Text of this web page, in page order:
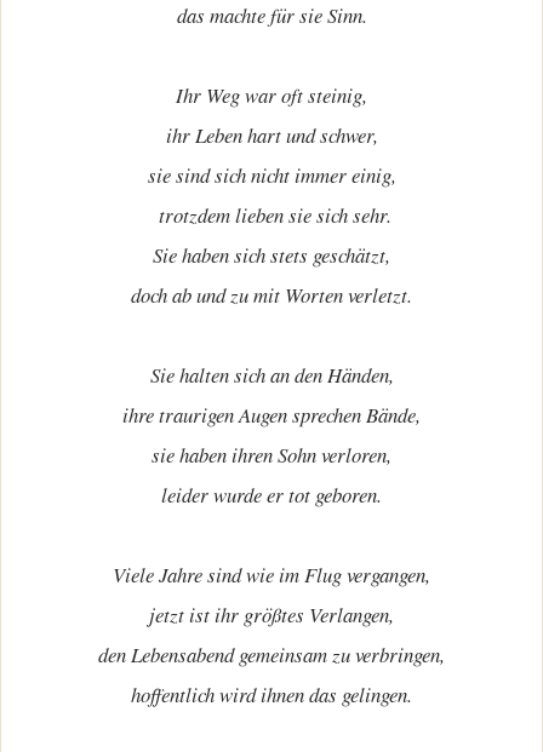
das machte für sie Sinn.
Ihr Weg war oft steinig,
ihr Leben hart und schwer,
sie sind sich nicht immer einig,
trotzdem lieben sie sich sehr.
Sie haben sich stets geschätzt,
doch ab und zu mit Worten verletzt.
Sie halten sich an den Händen,
ihre traurigen Augen sprechen Bände,
sie haben ihren Sohn verloren,
leider wurde er tot geboren.
Viele Jahre sind wie im Flug vergangen,
jetzt ist ihr größtes Verlangen,
den Lebensabend gemeinsam zu verbringen,
hoffentlich wird ihnen das gelingen.